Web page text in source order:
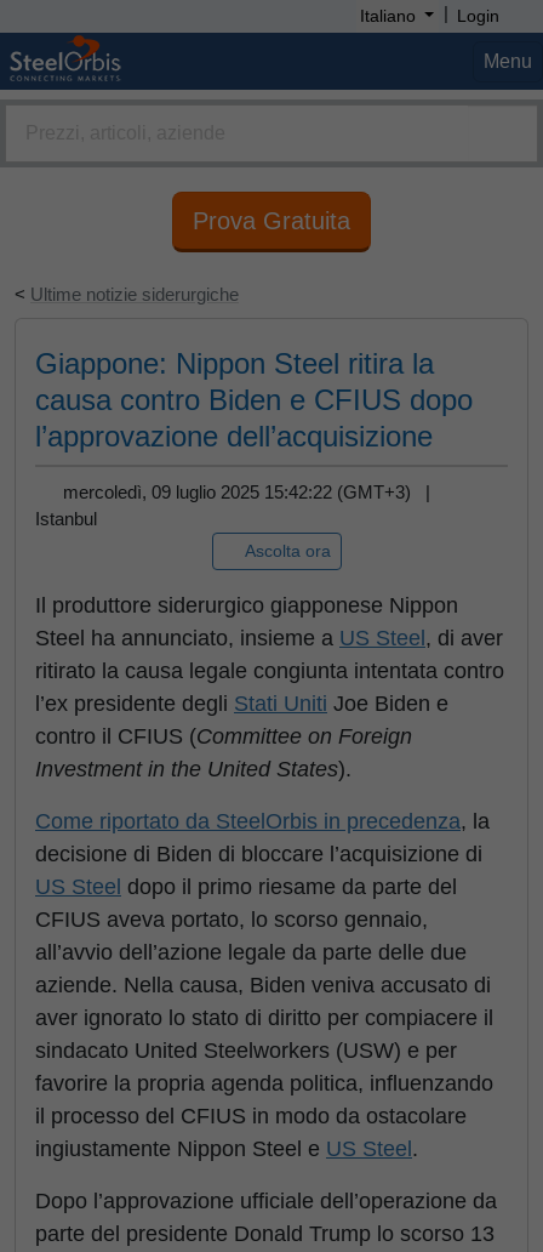
Italiano | Login
Menu
Prova Gratuita
< Ultime notizie siderurgiche
Giappone: Nippon Steel ritira la
causa contro Biden e CFIUS dopo
l’approvazione dell’acquisizione
mercoledì, 09 luglio 2025 15:42:22 (GMT+3) |
Istanbul
Ascolta ora
Il produttore siderurgico giapponese Nippon
Steel ha annunciato, insieme a US Steel , di aver
ritirato la causa legale congiunta intentata contro
l’ex presidente degli Stati Uniti Joe Biden e
contro il CFIUS (Committee on Foreign
Investment in the United States).
Come riportato da SteelOrbis in precedenza, la
decisione di Biden di bloccare l’acquisizione di
US Steel dopo il primo riesame da parte del
CFIUS aveva portato, lo scorso gennaio,
all’avvio dell’azione legale da parte delle due
aziende. Nella causa, Biden veniva accusato di
aver ignorato lo stato di diritto per compiacere il
sindacato United Steelworkers (USW) e per
favorire la propria agenda politica, influenzando
il processo del CFIUS in modo da ostacolare
ingiustamente Nippon Steel e US Steel .
Dopo l’approvazione ufficiale dell’operazione da
parte del presidente Donald Trump lo scorso 13